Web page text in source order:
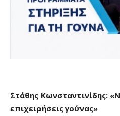
Στάθης Κωνσταντινίδης:
επιχειρήσεις γούνας»